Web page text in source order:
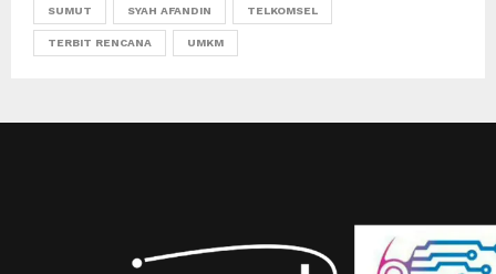
SUMUT SYAH AFANDIN TELKOMSEL
TERBIT RENCANA UMKM